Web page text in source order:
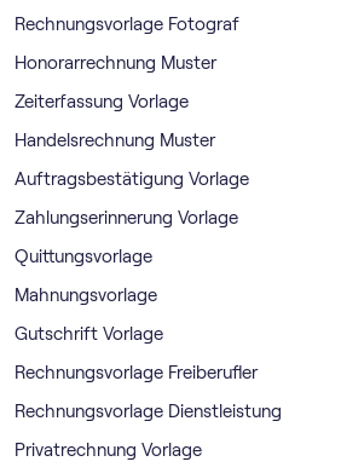
Rechnungsvorlage Fotograf
Honorarrechnung Muster
Zeiterfassung Vorlage
Handelsrechnung Muster
Auftragsbestätigung Vorlage
Zahlungserinnerung Vorlage
Quittungsvorlage
Mahnungsvorlage
Gutschrift Vorlage
Rechnungsvorlage Freiberufler
Rechnungsvorlage Dienstleistung
Privatrechnung Vorlage